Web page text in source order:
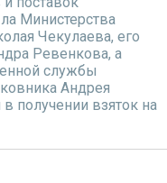
Министерства
Чекулаева, его
Ревенкова, а
службы
Андрея
получении взяток на